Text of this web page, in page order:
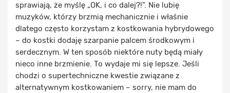
sprawiają, że myślę „OK, i co dalej?!”. Nie lubię
muzyków, którzy brzmią mechanicznie i właśnie
dlatego często korzystam z kostkowania hybrydowego
– do kostki dodaję szarpanie palcem środkowym i
serdecznym. W ten sposób niektóre nuty będą miały
nieco inne brzmienie. To wydaje mi się lepsze. Jeśli
chodzi o supertechniczne kwestie związane z
alternatywnym kostkowaniem – sorry, nie mam do